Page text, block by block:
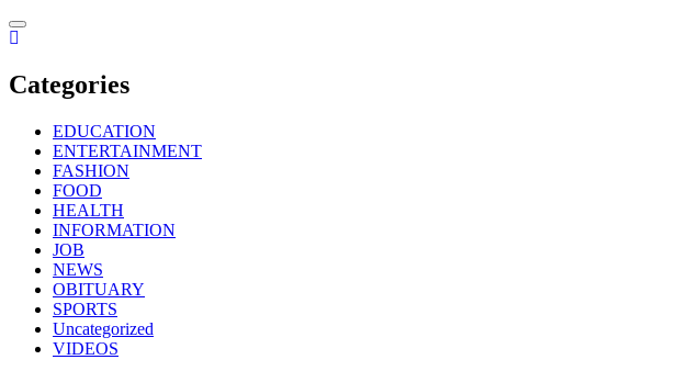
Skip
to
Categories
EDUCATION
ENTERTAINMENT
FASHION
FOOD
HEALTH
INFORMATION
JOB
NEWS
OBITUARY
SPORTS
Uncategorized
VIDEOS